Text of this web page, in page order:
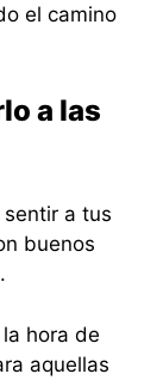
el camino
a las
a tus
buenos
hora de
aquellas